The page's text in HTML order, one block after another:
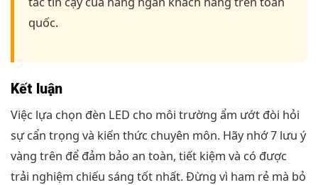
quốc.
Kết luận
Việc lựa chọn đèn LED cho môi trường ẩm ướt đòi hỏi
sự cẩn trọng và kiến thức chuyên môn. Hãy nhớ 7 lưu ý
vàng trên để đảm bảo an toàn, tiết kiệm và có được
trải nghiệm chiếu sáng tốt nhất. Đừng vì ham rẻ mà bỏ